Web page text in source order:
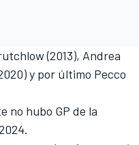
(2013), Andrea
y por último Pecco
no hubo GP de la